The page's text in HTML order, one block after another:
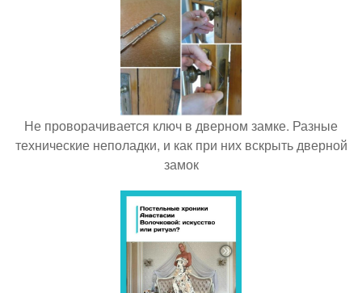
Не проворачивается ключ в дверном замке. Разные
технические неполадки, и как при них вскрыть дверной
замок